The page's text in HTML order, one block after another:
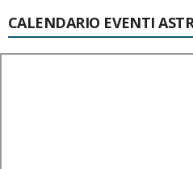
CALENDARIO EVENTI